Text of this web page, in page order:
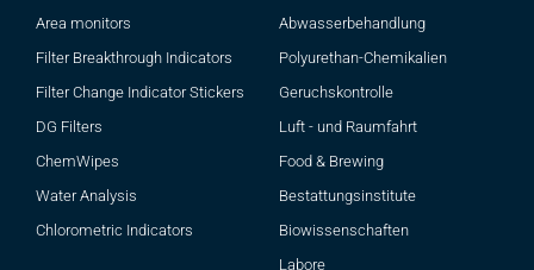
Area monitors
Filter Breakthrough Indicators
Filter Change Indicator Stickers
DG Filters
ChemWipes
Water Analysis
Chlorometric Indicators
Abwasserbehandlung
Polyurethan-Chemikalien
Geruchskontrolle
Luft - und Raumfahrt
Food & Brewing
Bestattungsinstitute
Biowissenschaften
Labore